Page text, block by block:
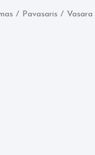
/ Pavasaris / Vasara